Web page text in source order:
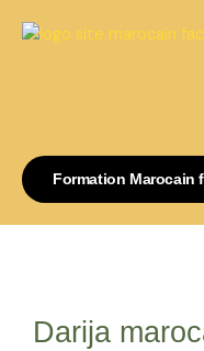
Formation Marocain
Darija
marocain